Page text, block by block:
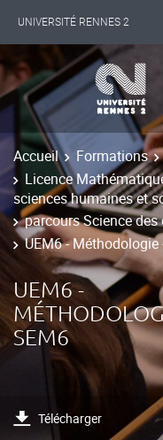
UNIVERSITÉ RENNES 2
INTERNATIONAL
LES NOUVELLES DE RENNES
Accueil Formations
Licence
sciences humaines et
parcours Science
UEM6 - Méthodologie
UEM6 -
SEM6
Télécharger